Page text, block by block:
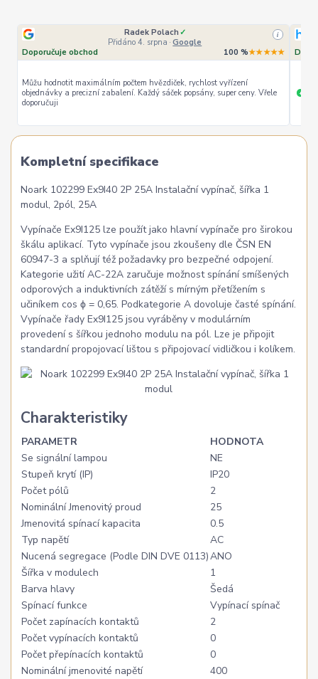
Radek Polach ✓
Přidáno 4. srpna · Google
i
Doporučuje obchod 100 %★★★★★
Můžu hodnotit maximálním počtem hvězdiček, rychlost vyřízení
objednávky a precizní zabalení. Každý sáček popsány, super ceny. Vřele
doporučuji
+
Kompletní specifikace
Noark 102299 Ex9I40 2P 25A Instalační vypínač, šířka 1
modul, 2pól, 25A
Vypínače Ex9I125 lze použít jako hlavní vypínače pro širokou
škálu aplikací. Tyto vypínače jsou zkoušeny dle ČSN EN
60947-3 a splňují též požadavky pro bezpečné odpojení.
Kategorie užití AC-22A zaručuje možnost spínání smíšených
odporových a induktivních zátěží s mírným přetížením s
učiníkem cos ϕ = 0,65. Podkategorie A dovoluje časté spínání.
Vypínače řady Ex9I125 jsou vyráběny v modulárním
provedení s šířkou jednoho modulu na pól. Lze je připojit
standardní propojovací lištou s připojovací vidličkou i kolíkem.
Charakteristiky
PARAMETR
HODNOTA
Se signální lampou
NE
Stupeň krytí (IP)
IP20
Počet pólů
2
Nominální Jmenovitý proud
25
Jmenovitá spínací kapacita
0.5
Typ napětí
AC
Nucená segregace (Podle DIN DVE 0113)ANO
Šířka v modulech
1
Barva hlavy
Šedá
Spínací funkce
Vypínací spínač
Počet zapínacích kontaktů
2
Počet vypínacích kontaktů
0
Počet přepínacích kontaktů
0
Nominální jmenovité napětí
400